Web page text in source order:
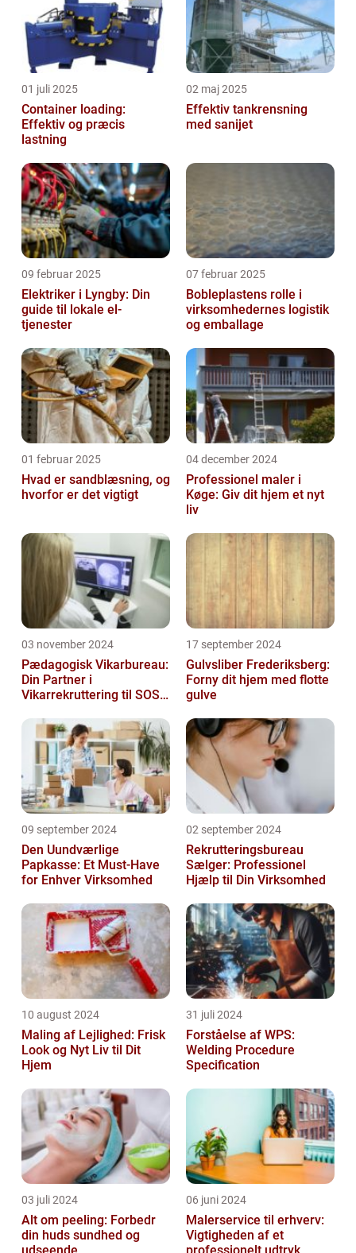
01 juli 2025
Container loading:
Effektiv og præcis
lastning
02 maj 2025
Effektiv tankrensning
med sanijet
09 februar 2025
Elektriker i Lyngby: Din
guide til lokale el-
tjenester
07 februar 2025
Bobleplastens rolle i
virksomhedernes logistik
og emballage
01 februar 2025
Hvad er sandblæsning, og
hvorfor er det vigtigt
04 december 2024
Professionel maler i
Køge: Giv dit hjem et nyt
liv
03 november 2024
Pædagogisk Vikarbureau:
Din Partner i
Vikarrekruttering til SOSU
17 september 2024
Gulvsliber Frederiksberg:
Forny dit hjem med flotte
gulve
09 september 2024
Den Uundværlige
Papkasse: Et Must-Have
for Enhver Virksomhed
02 september 2024
Rekrutteringsbureau
Sælger: Professionel
Hjælp til Din Virksomhed
10 august 2024
Maling af Lejlighed: Frisk
Look og Nyt Liv til Dit
Hjem
31 juli 2024
Forståelse af WPS:
Welding Procedure
Specification
03 juli 2024
Alt om peeling: Forbedr
din huds sundhed og
06 juni 2024
Malerservice til erhverv:
Vigtigheden af et